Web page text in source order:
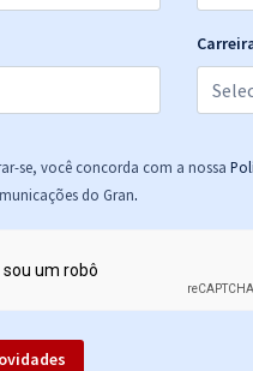
se, você concorda com a nossa
do Gran.